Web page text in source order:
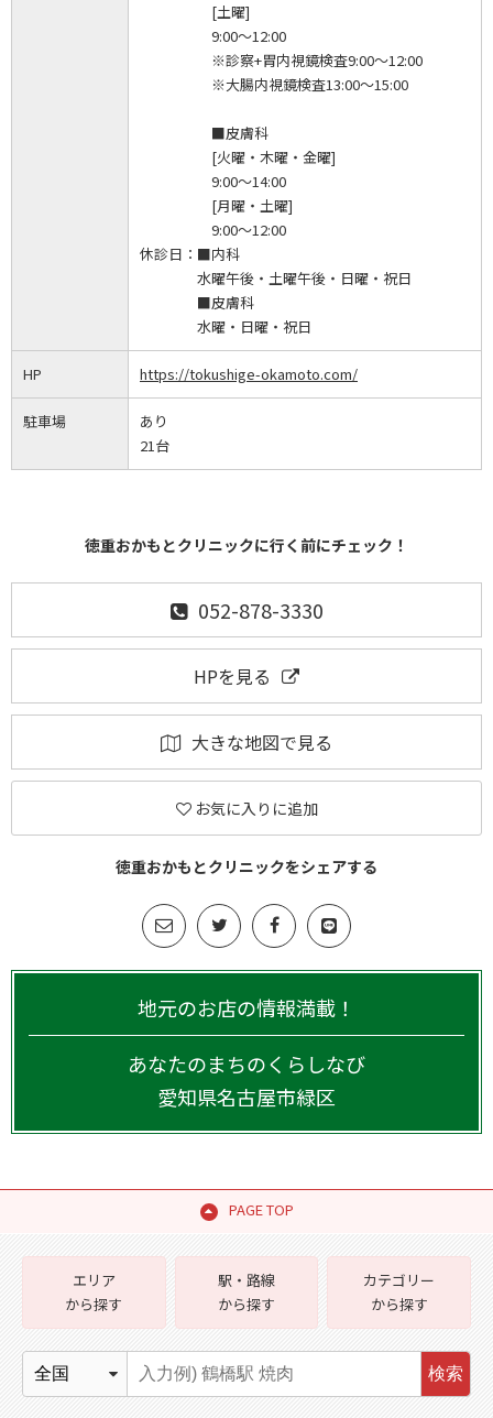
[土曜]
9:00～12:00
※診察+胃内視鏡検査9:00～12:00
※大腸内視鏡検査13:00～15:00
■皮膚科
[火曜・木曜・金曜]
9:00～14:00
[月曜・土曜]
9:00～12:00
休診日： ■内科
水曜午後・土曜午後・日曜・祝日
■皮膚科
水曜・日曜・祝日
HP https://tokushige-okamoto.com/
駐車場
あり
21台
徳重おかもとクリニックに行く前にチェック！
052-878-3330
HPを見る
大きな地図で見る
お気に入りに追加
徳重おかもとクリニックをシェアする
地元のお店の情報満載！
あなたのまちのくらしなび
愛知県名古屋市緑区
PAGE TOP
エリア
から探す
駅・路線
から探す
カテゴリー
から探す
検索